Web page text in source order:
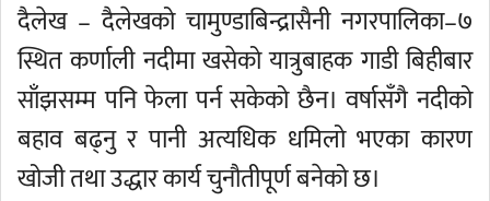
दैलेख – दैलेखको चामुण्डाबिन्द्रासैनी नगरपालिका–७
स्थित कर्णाली नदीमा खसेको यात्रुबाहक गाडी बिहीबार
साँझसम्म पनि फेला पर्न सकेको छैन। वर्षासँगै नदीको
बहाव बढ्नु र पानी अत्यधिक धमिलो भएका कारण
खोजी तथा उद्धार कार्य चुनौतीपूर्ण बनेको छ।